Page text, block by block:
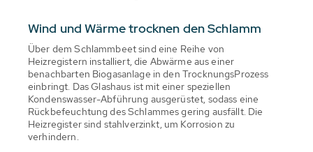
Wind und Wärme trocknen den Schlamm
Über dem Schlammbeet sind eine Reihe von
Heizregistern installiert, die Abwärme aus einer
benachbarten Biogasanlage in den TrocknungsProzess
einbringt. Das Glashaus ist mit einer speziellen
Kondenswasser-Abführung ausgerüstet, sodass eine
Rückbefeuchtung des Schlammes gering ausfällt. Die
Heizregister sind stahlverzinkt, um Korrosion zu
verhindern.